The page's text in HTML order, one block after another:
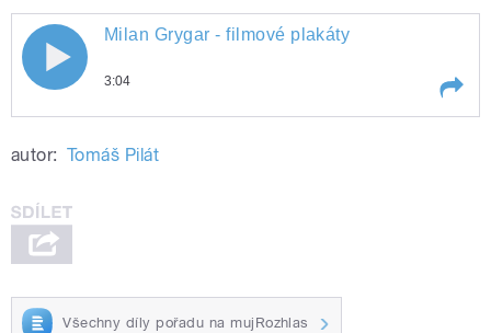
Milan Grygar - filmové plakáty
Milan Grygar - filmové plakáty
3:04
autor: Tomáš Pilát
Všechny díly pořadu na mujRozhlas